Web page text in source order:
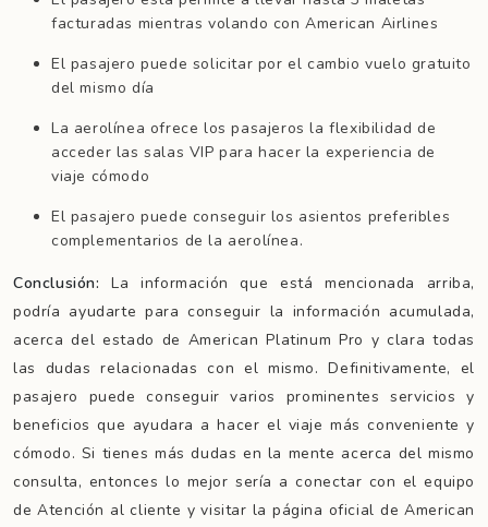
facturadas mientras volando con American Airlines
El pasajero puede solicitar por el cambio vuelo gratuito
del mismo día
La aerolínea ofrece los pasajeros la flexibilidad de
acceder las salas VIP para hacer la experiencia de
viaje cómodo
El pasajero puede conseguir los asientos preferibles
complementarios de la aerolínea.
Conclusión: La información que está mencionada arriba,
podría ayudarte para conseguir la información acumulada,
acerca del estado de American Platinum Pro y clara todas
las dudas relacionadas con el mismo. Definitivamente, el
pasajero puede conseguir varios prominentes servicios y
beneficios que ayudara a hacer el viaje más conveniente y
cómodo. Si tienes más dudas en la mente acerca del mismo
consulta, entonces lo mejor sería a conectar con el equipo
de Atención al cliente y visitar la página oficial de American